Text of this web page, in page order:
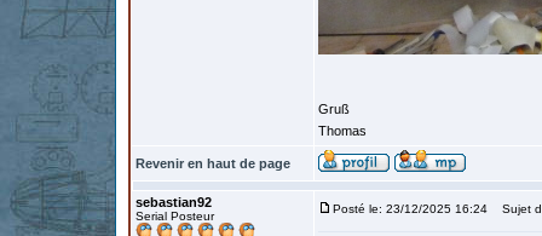
Gruß
Thomas
Revenir en haut de page
sebastian92
Serial Posteur
Posté le: 23/12/2025 16:24 Sujet